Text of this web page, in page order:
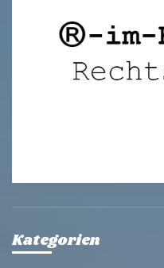
Kategorien